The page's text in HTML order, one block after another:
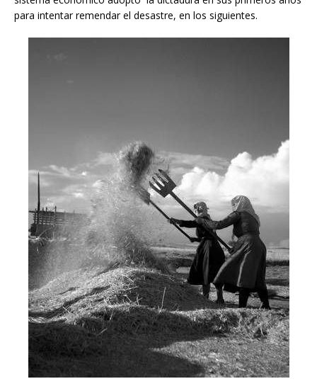
para intentar remendar el desastre, en los siguientes.